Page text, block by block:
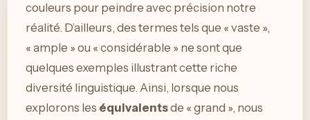
couleurs pour peindre avec précision notre
réalité. D’ailleurs, des termes tels que « vaste »,
« ample » ou « considérable » ne sont que
quelques exemples illustrant cette riche
diversité linguistique. Ainsi, lorsque nous
explorons les équivalentsde « grand », nous